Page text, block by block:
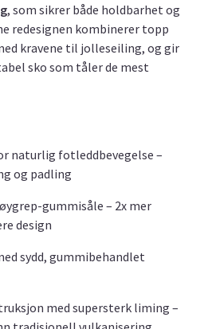
, som sikrer både holdbarhet og
redesignen kombinerer topp
kravene til jolleseiling, og gir
sko som tåler de mest
naturlig fotleddbevegelse –
og padling
gummisåle – 2x mer
design
sydd, gummibehandlet
med supersterk liming –